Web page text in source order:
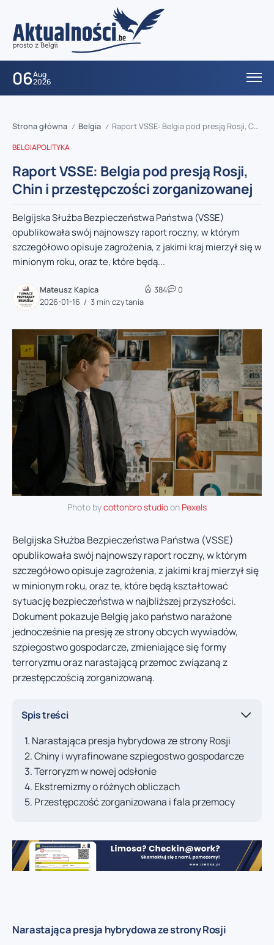
06Aug
2026
Strona główna / Belgia / Raport VSSE: Belgia pod presją Rosji, Chin i przestępczości zorganizowanej
BELGIAPOLITYKA
Raport VSSE: Belgia pod presją Rosji,
Chin i przestępczości zorganizowanej
Belgijska Służba Bezpieczeństwa Państwa (VSSE)
opublikowała swój najnowszy raport roczny, w którym
szczegółowo opisuje zagrożenia, z jakimi kraj mierzył się w
minionym roku, oraz te, które będą...
Mateusz Kapica
2026-01-16
3 min czytania
384 0
Photo bycottonbro studioon Pexels
Belgijska Służba Bezpieczeństwa Państwa (VSSE)
opublikowała swój najnowszy raport roczny, w którym
szczegółowo opisuje zagrożenia, z jakimi kraj mierzył się
w minionym roku, oraz te, które będą kształtować
sytuację bezpieczeństwa w najbliższej przyszłości.
Dokument pokazuje Belgię jako państwo narażone
jednocześnie na presję ze strony obcych wywiadów,
szpiegostwo gospodarcze, zmieniające się formy
terroryzmu oraz narastającą przemoc związaną z
przestępczością zorganizowaną.
Spis treści
Narastająca presja hybrydowa ze strony Rosji
Chiny i wyrafinowane szpiegostwo gospodarcze
Terroryzm w nowej odsłonie
Ekstremizmy o różnych obliczach
Przestępczość zorganizowana i fala przemocy
Narastająca presja hybrydowa ze strony Rosji